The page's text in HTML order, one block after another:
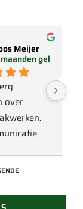
Meijer
geleden
over
heeft
snel &